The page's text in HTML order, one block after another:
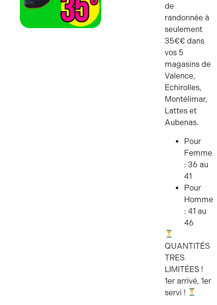
de
randonnée à
seulement
35€€ dans
vos 5
magasins de
Valence,
Echirolles,
Montélimar,
Lattes et
Aubenas.
Pour
Femme
: 36 au
41
Pour
Homme
: 41 au
46
QUANTITÉS
TRES
LIMITÉES !
1er arrivé, 1er
servi !